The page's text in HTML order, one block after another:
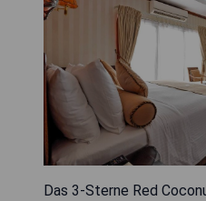
Das 3-Sterne Red